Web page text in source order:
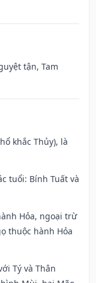
tận, Tam
khắc Thủy), là
tuổi: Bính Tuất và
Hỏa, ngoại trừ
thuộc hành Hỏa
Tý và Thân